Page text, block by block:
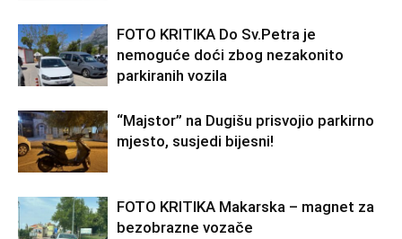
FOTO KRITIKA Do Sv.Petra je
nemoguće doći zbog nezakonito
parkiranih vozila
“Majstor” na Dugišu prisvojio parkirno
mjesto, susjedi bijesni!
FOTO KRITIKA Makarska – magnet za
bezobrazne vozače